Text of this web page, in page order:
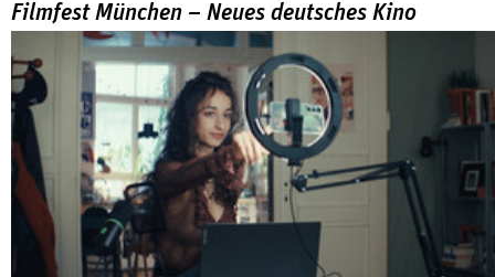
Filmfest München – Neues deutsches Kino